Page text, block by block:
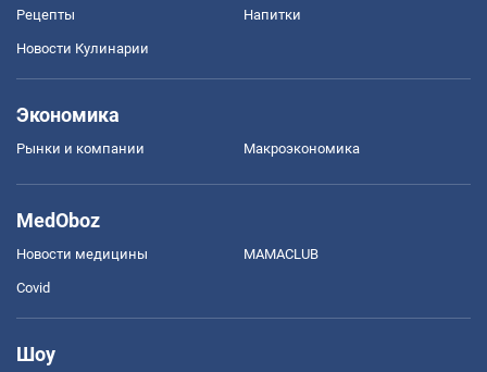
Рецепты Напитки
Новости Кулинарии
Экономика
Рынки и компании Mакроэкономика
MedOboz
Новости медицины MAMACLUB
Covid
Шоу